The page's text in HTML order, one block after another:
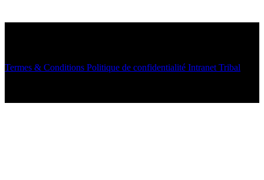
Termes & Conditions Politique de confidentialité Intranet Tribal